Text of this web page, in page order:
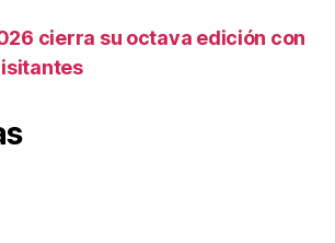
cierra su octava edición con